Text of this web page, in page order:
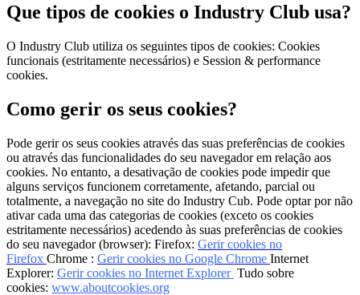
Que tipos de cookies o Industry Club usa?
O Industry Club utiliza os seguintes tipos de cookies: Cookies
funcionais (estritamente necessários) e Session & performance
cookies.
Como gerir os seus cookies?
Pode gerir os seus cookies através das suas preferências de cookies
ou através das funcionalidades do seu navegador em relação aos
cookies. No entanto, a desativação de cookies pode impedir que
alguns serviços funcionem corretamente, afetando, parcial ou
totalmente, a navegação no site do Industry Cub. Pode optar por não
ativar cada uma das categorias de cookies (exceto os cookies
estritamente necessários) acedendo às suas preferências de cookies
do seu navegador (browser): Firefox: Gerir cookies no
Firefox Chrome : Gerir cookies no Google Chrome Internet
Explorer: Gerir cookies no Internet Explorer Tudo sobre
cookies: www.aboutcookies.org